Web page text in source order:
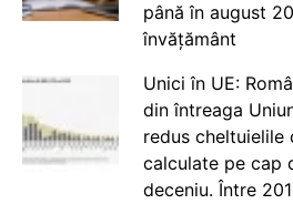
până în august
învățământ
Unici în UE:
din întreaga
redus cheltuielile
calculate pe cap
deceniu. Între